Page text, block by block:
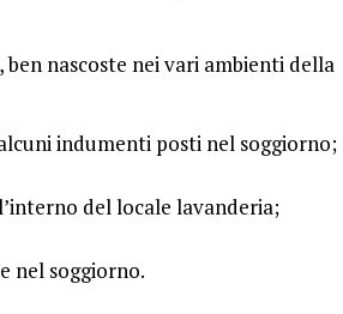
nascoste nei vari ambienti della
indumenti posti nel soggiorno;
del locale lavanderia;
nel soggiorno.